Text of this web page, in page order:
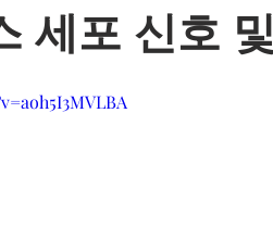
세포 신호